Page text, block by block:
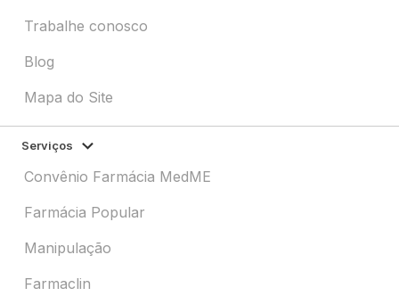
Trabalhe conosco
Blog
Mapa do Site
Serviços
Convênio Farmácia MedME
Farmácia Popular
Manipulação
Farmaclin